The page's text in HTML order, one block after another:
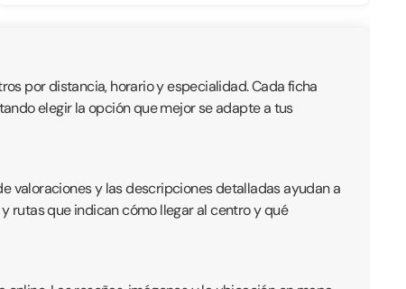
por distancia, horario y especialidad. Cada ficha
elegir la opción que mejor se adapte a tus
valoraciones y las descripciones detalladas ayudan a
rutas que indican cómo llegar al centro y qué